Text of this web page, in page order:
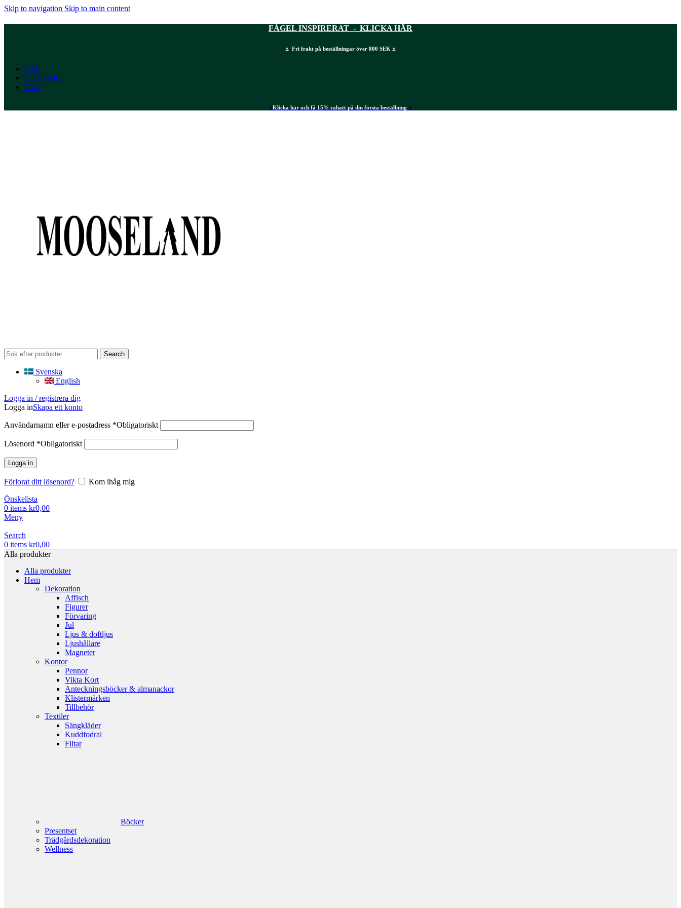
Skip to navigation Skip to main content
FÅGEL INSPIRERAT - KLICKA HÄR
⍋ Fri frakt på beställningar över 800 SEK ⍋
OM
KONTAKT
FAQs
⍋Klicka här och få 15% rabatt på din första beställning ⍋
Search
Svenska
English
Logga in / registrera dig
Logga inSkapa ett konto
Användarnamn eller e-postadress *Obligatoriskt
Lösenord *Obligatoriskt
Logga in
Förlorat ditt lösenord?
Kom ihåg mig
Önskelista
0 items kr0,00
Meny
Search
0 items kr0,00
Alla produkter
Alla produkter
Hem
Dekoration
Affisch
Figurer
Förvaring
Jul
Ljus & doftljus
Ljushållare
Magneter
Kontor
Pennor
Vikta Kort
Anteckningsböcker & almanackor
Klistermärken
Tillbehör
Textiler
Sängkläder
Kuddfodral
Filtar
Böcker
Presentset
Trädgårdsdekoration
Wellness